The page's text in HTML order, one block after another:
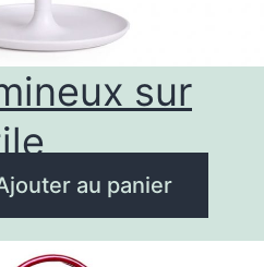
sur
au panier